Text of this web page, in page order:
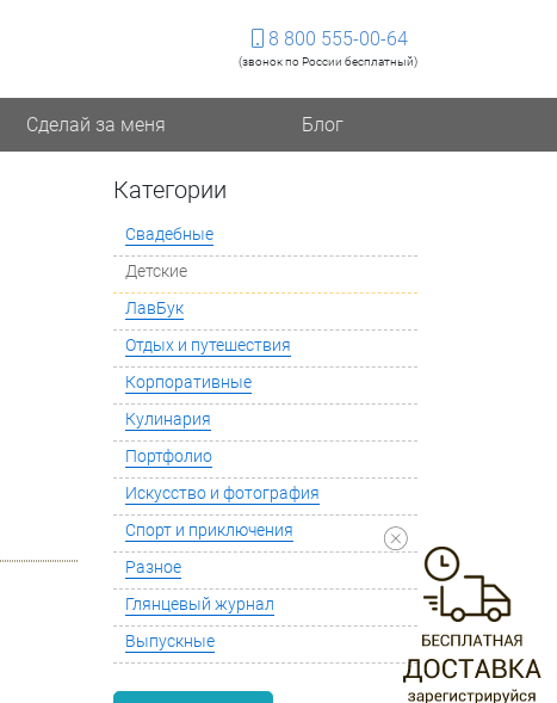
8 800 555-00-64
(звонок по России бесплатный)
Сделай за меня Блог
Категории
Свадебные
Детские
ЛавБук
Отдых и путешествия
Корпоративные
Кулинария
Портфолио
Искусство и фотография
Спорт и приключения
Разное
Глянцевый журнал
Выпускные